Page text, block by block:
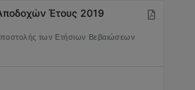
ΜΙΣΘΟΔΟΣΙΑ
Έτους 2019
των Ετήσιων Βεβαιώσεων